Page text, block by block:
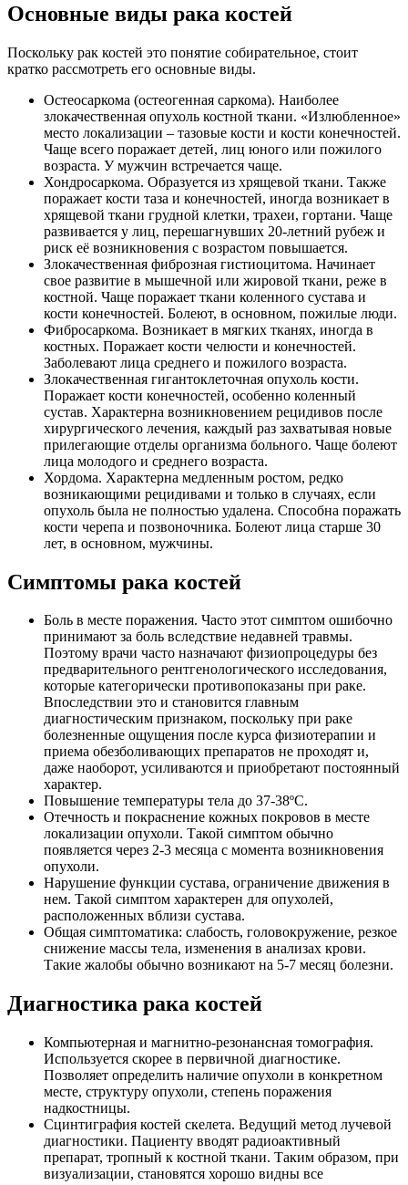
Основные виды рака костей
Поскольку рак костей это понятие собирательное, стоит
кратко рассмотреть его основные виды.
Остеосаркома (остеогенная саркома). Наиболее
злокачественная опухоль костной ткани. «Излюбленное»
место локализации – тазовые кости и кости конечностей.
Чаще всего поражает детей, лиц юного или пожилого
возраста. У мужчин встречается чаще.
Хондросаркома. Образуется из хрящевой ткани. Также
поражает кости таза и конечностей, иногда возникает в
хрящевой ткани грудной клетки, трахеи, гортани. Чаще
развивается у лиц, перешагнувших 20-летний рубеж и
риск её возникновения с возрастом повышается.
Злокачественная фиброзная гистиоцитома. Начинает
свое развитие в мышечной или жировой ткани, реже в
костной. Чаще поражает ткани коленного сустава и
кости конечностей. Болеют, в основном, пожилые люди.
Фибросаркома. Возникает в мягких тканях, иногда в
костных. Поражает кости челюсти и конечностей.
Заболевают лица среднего и пожилого возраста.
Злокачественная гигантоклеточная опухоль кости.
Поражает кости конечностей, особенно коленный
сустав. Характерна возникновением рецидивов после
хирургического лечения, каждый раз захватывая новые
прилегающие отделы организма больного. Чаще болеют
лица молодого и среднего возраста.
Хордома. Характерна медленным ростом, редко
возникающими рецидивами и только в случаях, если
опухоль была не полностью удалена. Способна поражать
кости черепа и позвоночника. Болеют лица старше 30
лет, в основном, мужчины.
Симптомы рака костей
Боль в месте поражения. Часто этот симптом ошибочно
принимают за боль вследствие недавней травмы.
Поэтому врачи часто назначают физиопроцедуры без
предварительного рентгенологического исследования,
которые категорически противопоказаны при раке.
Впоследствии это и становится главным
диагностическим признаком, поскольку при раке
болезненные ощущения после курса физиотерапии и
приема обезболивающих препаратов не проходят и,
даже наоборот, усиливаются и приобретают постоянный
характер.
Повышение температуры тела до 37-38ºС.
Отечность и покраснение кожных покровов в месте
локализации опухоли. Такой симптом обычно
появляется через 2-3 месяца с момента возникновения
опухоли.
Нарушение функции сустава, ограничение движения в
нем. Такой симптом характерен для опухолей,
расположенных вблизи сустава.
Общая симптоматика: слабость, головокружение, резкое
снижение массы тела, изменения в анализах крови.
Такие жалобы обычно возникают на 5-7 месяц болезни.
Диагностика рака костей
Компьютерная и магнитно-резонансная томография.
Используется скорее в первичной диагностике.
Позволяет определить наличие опухоли в конкретном
месте, структуру опухоли, степень поражения
надкостницы.
Сцинтиграфия костей скелета. Ведущий метод лучевой
диагностики. Пациенту вводят радиоактивный
препарат, тропный к костной ткани. Таким образом, при
визуализации, становятся хорошо видны все